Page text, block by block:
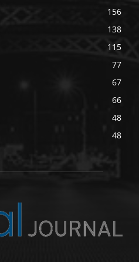
156
138
115
77
67
66
48
48